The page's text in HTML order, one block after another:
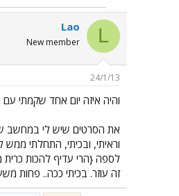
L
Lao
New member
24/1/13
והיה איזה יום אחד שקמתי עם
את הסרטים שיש לי במחשב של
וראיתי, ובכיתי, התחלתי
לספה {הרי עדיף להכות
זה עוזר. בכיתי ככה.. פחות